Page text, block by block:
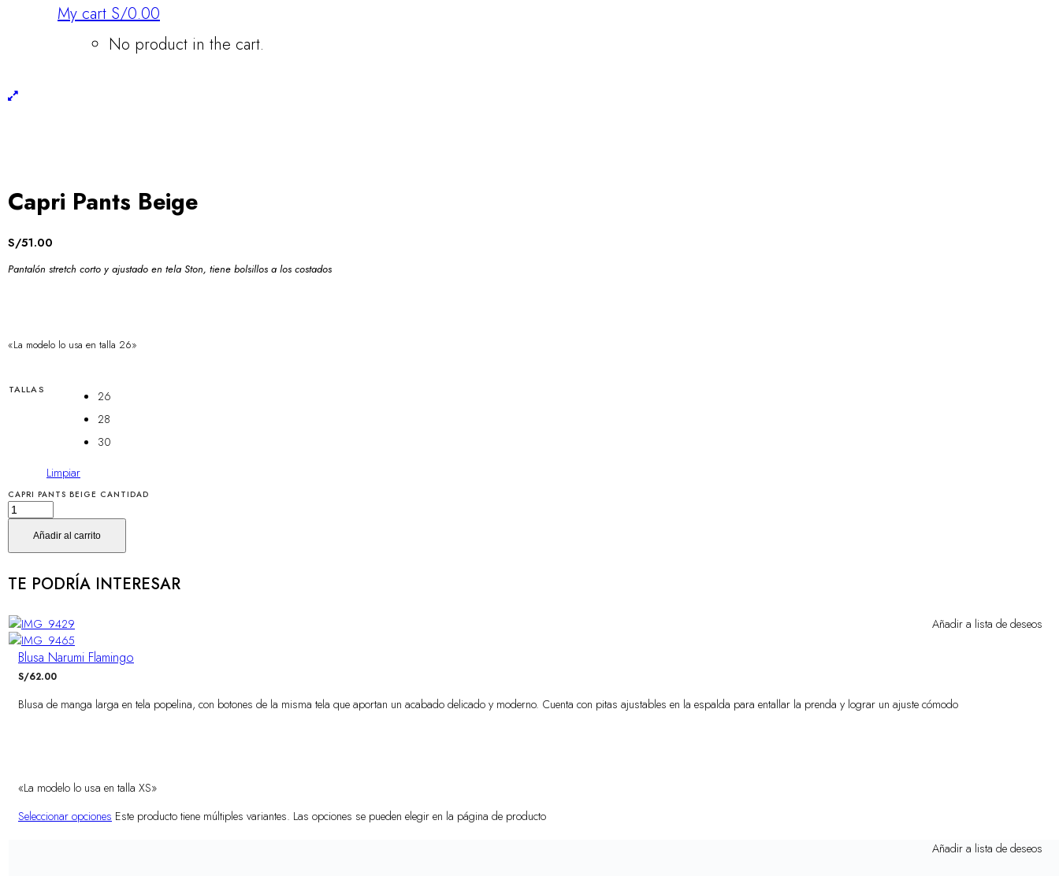
My cart S/0.00
No product in the cart.
Capri Pants Beige
S/51.00
Pantalón stretch corto y ajustado en tela Ston, tiene bolsillos a los costados
«La modelo lo usa en talla 26»
TALLAS
26
28
30
Limpiar
CAPRI PANTS BEIGE CANTIDAD
Añadir al carrito
Añadir a lista de deseos
Blusa Narumi Flamingo
S/62.00
Blusa de manga larga en tela popelina, con botones de la misma tela que aportan un acabado delicado y moderno. Cuenta con pitas ajustables en la espalda para entallar la prenda y lograr un ajuste cómodo
«La modelo lo usa en talla XS»
Seleccionar opciones Este producto tiene múltiples variantes. Las opciones se pueden elegir en la página de producto
M
Añadir a lista de deseos